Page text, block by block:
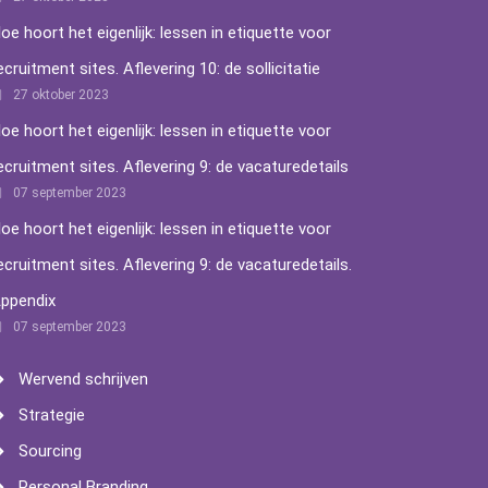
hoort het eigenlijk: lessen in etiquette voor
sites. Aflevering 10: de sollicitatie
27 oktober 2023
hoort het eigenlijk: lessen in etiquette voor
sites. Aflevering 9: de vacaturedetails
07 september 2023
hoort het eigenlijk: lessen in etiquette voor
sites. Aflevering 9: de vacaturedetails.
07 september 2023
Wervend schrijven
Strategie
Sourcing